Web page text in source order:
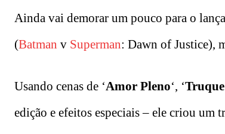
Ainda vai demorar um pouco para o
(Batman v Superman: Dawn of Justice),
Usando cenas de ‘Amor Pleno‘, ‘
edição e efeitos especiais – ele criou um